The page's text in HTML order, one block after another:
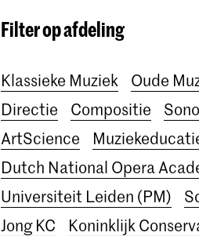
Lunchconcerten
Awards
Interview
Filter op afdeling
Klassieke Muziek Oude
Directie
Compositie
ArtScience
Dutch National Opera
Universiteit Leiden (PM)
Jong KC
Koninklijk